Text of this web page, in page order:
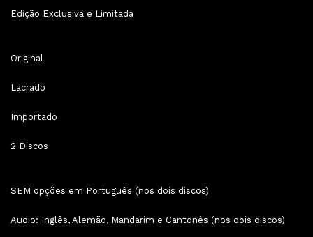
Edição Exclusiva e Limitada
Original
Lacrado
Importado
2 Discos
SEM opções em Português (nos dois discos)
Audio: Inglês, Alemão, Mandarim e Cantonês (nos dois discos)